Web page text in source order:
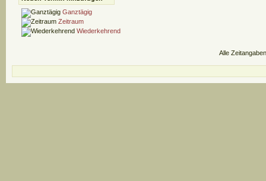
Ganztägig
Zeitraum
Wiederkehrend
Alle